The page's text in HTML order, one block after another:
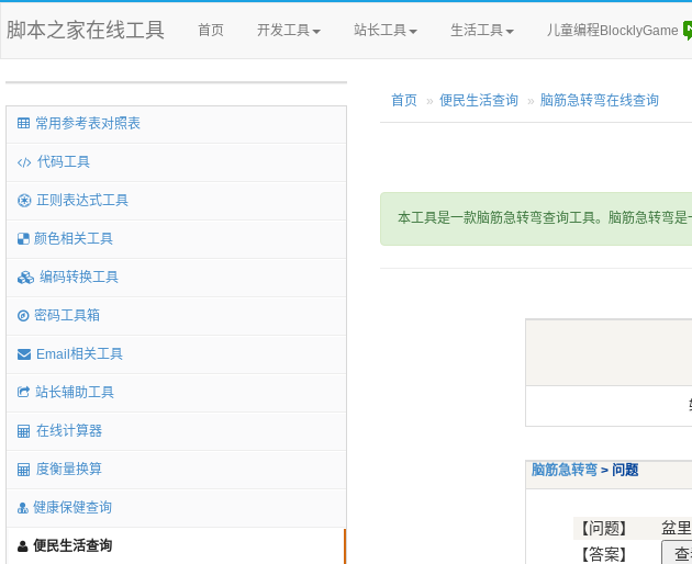
脚本之家在线工具 首页 开发工具 站长工具 生活工具 儿童编程BlocklyGame
常用参考表对照表
代码工具
正则表达式工具
颜色相关工具
编码转换工具
密码工具箱
Email相关工具
站长辅助工具
在线计算器
度衡量换算
健康保健查询
便民生活查询
首页 便民生活查询 脑筋急转弯在线查询
本工具是一款脑筋急转弯查询工具。脑筋急转弯
脑筋急转弯> 问题
【问题】
盆
【答案】